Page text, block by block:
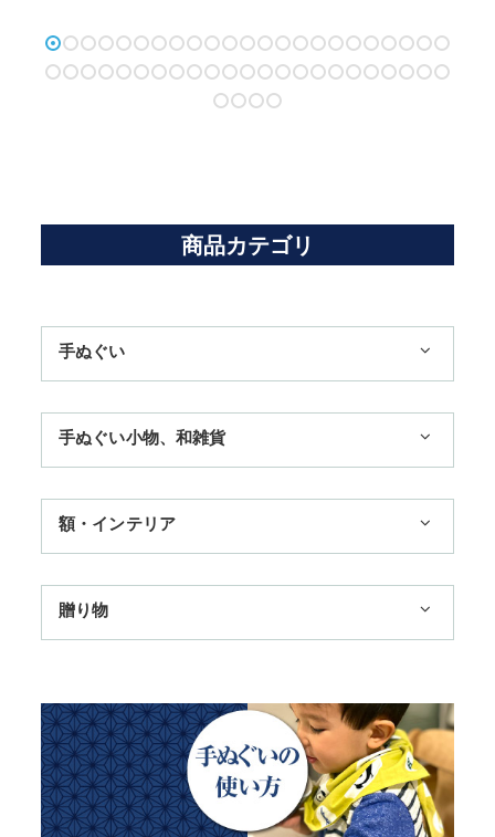
商品カテゴリ
手ぬぐい
3,300円まで
11,000円まで
季節のおすすめ
浮世絵・名画名作・古典
干支・富士・招福・縁起物
手ぬぐい小物、和雑貨
扇子
トートバッグ
チーフ・風呂敷
ステーショナリー
額・インテリア
TokyoTokyo選定商品
タペストリー・掛軸・パネル額
のれん
贈り物
母の日ギフト
父の日ギフト